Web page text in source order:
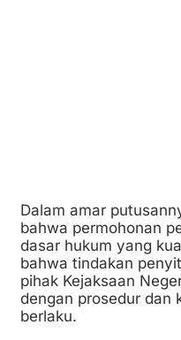
Dalam amar
bahwa permohonan
dasar hukum yang
bahwa tindakan
pihak Kejaksaan
dengan prosedur dan
berlaku.